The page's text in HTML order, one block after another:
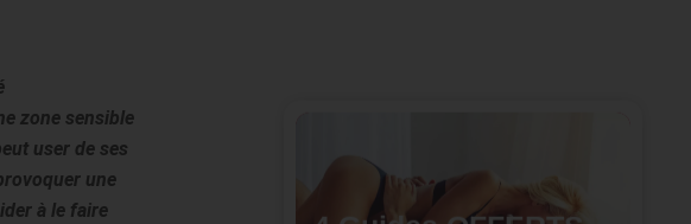
zone sensible
user de ses
une
à le faire